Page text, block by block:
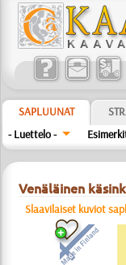
SAPLUUNAT
- Luettelo -
Venäläinen
Slaavilaiset kuviot